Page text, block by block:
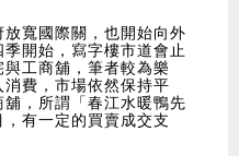
寬國際關，也開始向外
開始，寫字樓市道會止
工商舖，筆者較為樂
費，市場依然保持平
，所謂「春江水暖鴨先
有一定的買賣成交支